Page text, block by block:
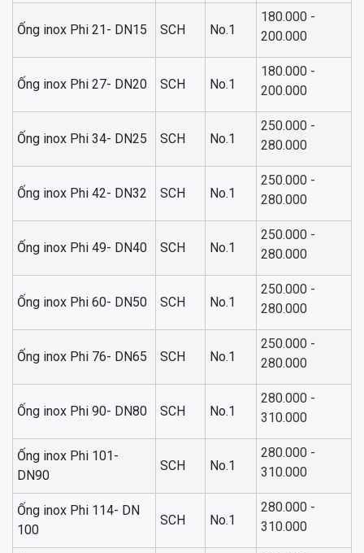
Ống inox Phi 21- DN15 SCH No.1
180.000 -
200.000
Ống inox Phi 27- DN20 SCH No.1
180.000 -
200.000
Ống inox Phi 34- DN25 SCH No.1
250.000 -
280.000
Ống inox Phi 42- DN32 SCH No.1
250.000 -
280.000
Ống inox Phi 49- DN40 SCH No.1
250.000 -
280.000
Ống inox Phi 60- DN50 SCH No.1
250.000 -
280.000
Ống inox Phi 76- DN65 SCH No.1
250.000 -
280.000
Ống inox Phi 90- DN80 SCH No.1
280.000 -
310.000
Ống inox Phi 101-
DN90
SCH No.1
280.000 -
310.000
Ống inox Phi 114- DN
100
SCH No.1
280.000 -
310.000